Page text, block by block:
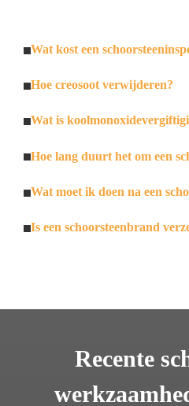
Wat kost een
Hoe creosoot verwijderen?
Wat is
Hoe lang duurt het om een
Wat moet ik doen na een
Is een schoorsteenbrand
Recente